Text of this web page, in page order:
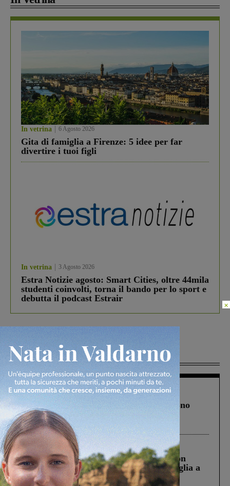
In vetrina 6 Agosto 2026
Gita di famiglia a Firenze: 5 idee per far
divertire i tuoi figli
In vetrina 3 Agosto 2026
Estra Notizie agosto: Smart Cities, oltre 44mila
studenti coinvolti, torna il bando per lo sport e
debutta il podcast Estrair
Più lette
Cronaca 4 Agosto 2026
Un anno fa la strage in A1 in cui morirono
Gianni, Giulia e Franco. Lo schianto, il
processo, lo stop ai sorpassi fra tir....
Cronaca 3 Agosto 2026
Scomparso da una struttura di Castiglion
Fiorentino l’uomo che aveva ucciso la figlia a
Levane nel 2020
×